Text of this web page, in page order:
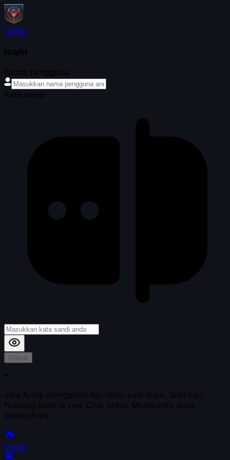
Daftar
login
Nama pengguna
Kata sandi
Masuk
*
Jika Anda mengalami Kesulitan saat login, Silahkan
hubungi kami di Live Chat untuk Membantu anda
selanjutnya
home